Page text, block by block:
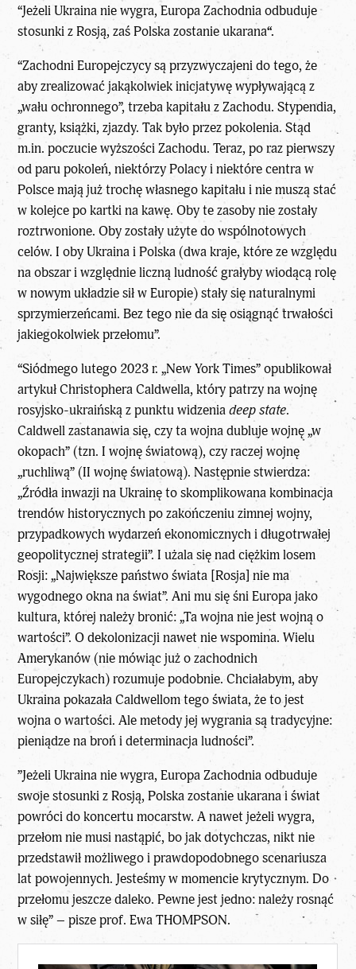
“Jeżeli Ukraina nie wygra, Europa Zachodnia odbuduje
stosunki z Rosją, zaś Polska zostanie ukarana“.
“Zachodni Europejczycy są przyzwyczajeni do tego, że
aby zrealizować jakąkolwiek inicjatywę wypływającą z
„wału ochronnego”, trzeba kapitału z Zachodu. Stypendia,
granty, książki, zjazdy. Tak było przez pokolenia. Stąd
m.in. poczucie wyższości Zachodu. Teraz, po raz pierwszy
od paru pokoleń, niektórzy Polacy i niektóre centra w
Polsce mają już trochę własnego kapitału i nie muszą stać
w kolejce po kartki na kawę. Oby te zasoby nie zostały
roztrwonione. Oby zostały użyte do wspólnotowych
celów. I oby Ukraina i Polska (dwa kraje, które ze względu
na obszar i względnie liczną ludność grałyby wiodącą rolę
w nowym układzie sił w Europie) stały się naturalnymi
sprzymierzeńcami. Bez tego nie da się osiągnąć trwałości
jakiegokolwiek przełomu”.
“Siódmego lutego 2023 r. „New York Times” opublikował
artykuł Christophera Caldwella, który patrzy na wojnę
rosyjsko-ukraińską z punktu widzeniadeep state.
Caldwell zastanawia się, czy ta wojna dubluje wojnę „w
okopach” (tzn. I wojnę światową), czy raczej wojnę
„ruchliwą” (II wojnę światową). Następnie stwierdza:
„Źródła inwazji na Ukrainę to skomplikowana kombinacja
trendów historycznych po zakończeniu zimnej wojny,
przypadkowych wydarzeń ekonomicznych i długotrwałej
geopolitycznej strategii”. I użala się nad ciężkim losem
Rosji: „Największe państwo świata [Rosja] nie ma
wygodnego okna na świat”. Ani mu się śni Europa jako
kultura, której należy bronić: „Ta wojna nie jest wojną o
wartości”. O dekolonizacji nawet nie wspomina. Wielu
Amerykanów (nie mówiąc już o zachodnich
Europejczykach) rozumuje podobnie. Chciałabym, aby
Ukraina pokazała Caldwellom tego świata, że to jest
wojna o wartości. Ale metody jej wygrania są tradycyjne:
pieniądze na broń i determinacja ludności”.
”Jeżeli Ukraina nie wygra, Europa Zachodnia odbuduje
swoje stosunki z Rosją, Polska zostanie ukarana i świat
powróci do koncertu mocarstw. A nawet jeżeli wygra,
przełom nie musi nastąpić, bo jak dotychczas, nikt nie
przedstawił możliwego i prawdopodobnego scenariusza
lat powojennych. Jesteśmy w momencie krytycznym. Do
przełomu jeszcze daleko. Pewne jest jedno: należy rosnąć
w siłę” – pisze prof. Ewa THOMPSON.